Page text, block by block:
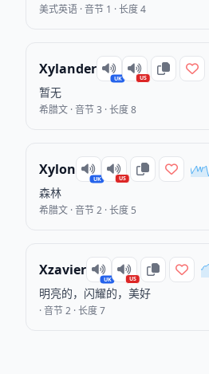
美式英语 · 音节 1 · 长度 4
Xylander
UK US
暂无
希腊文 · 音节 3 · 长度 8
Xylon
UK US
森林
希腊文 · 音节 2 · 长度 5
Xzavier
UK US
明亮的，闪耀的，美好
· 音节 2 · 长度 7